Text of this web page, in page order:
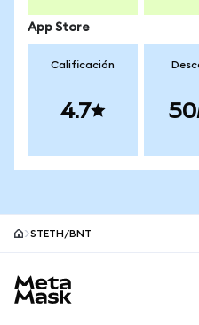
App Store
Calificación
4.7
STETH/BNT